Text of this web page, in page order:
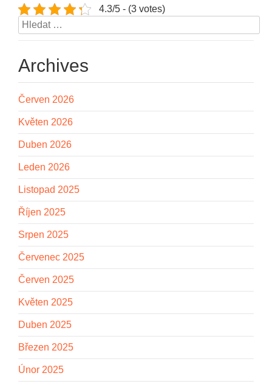
4.3/5 - (3 votes)
Vyhledávání
Archives
Červen 2026
Květen 2026
Duben 2026
Leden 2026
Listopad 2025
Říjen 2025
Srpen 2025
Červenec 2025
Červen 2025
Květen 2025
Duben 2025
Březen 2025
Únor 2025